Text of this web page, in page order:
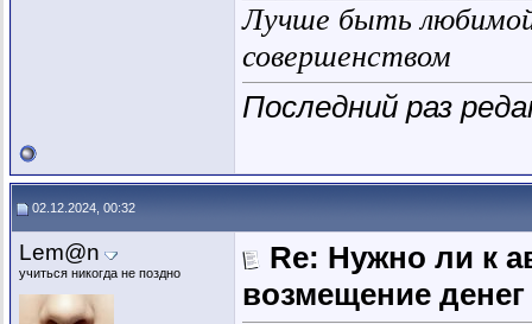
Лучше быть
совершенством
Последний раз
02.12.2024, 00:32
Lem@n
учиться никогда не поздно
Re: Нужно ли к
возмещение денег